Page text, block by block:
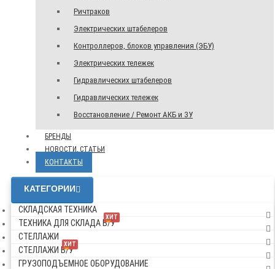
Ричтраков
Электрических штабелеров
Контроллеров, блоков управления (ЭБУ)
Электрических тележек
Гидравлических штабелеров
Гидравлических тележек
Восстановление / Ремонт АКБ и ЗУ
БРЕНДЫ
НОВОСТИ, СТАТЬИ
КОНТАКТЫ
КАТЕГОРИИ
СКЛАДСКАЯ ТЕХНИКА
ХИТ
ТЕХНИКА ДЛЯ СКЛАДА Б/У
СТЕЛЛАЖИ
ХИТ
СТЕЛЛАЖИ Б/У
ГРУЗОПОДЪЕМНОЕ ОБОРУДОВАНИЕ